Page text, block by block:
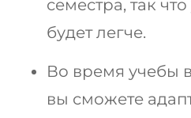
семестра, так
будет легче.
Во время учебы
вы сможете